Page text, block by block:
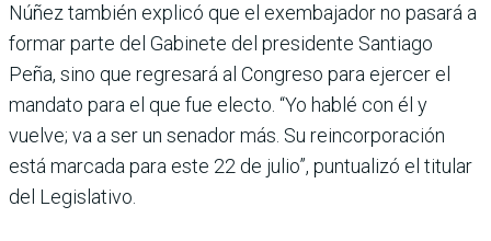
Núñez también explicó que el exembajador no pasará a
formar parte del Gabinete del presidente Santiago
Peña, sino que regresará al Congreso para ejercer el
mandato para el que fue electo. “Yo hablé con él y
vuelve; va a ser un senador más. Su reincorporación
está marcada para este 22 de julio”, puntualizó el titular
del Legislativo.